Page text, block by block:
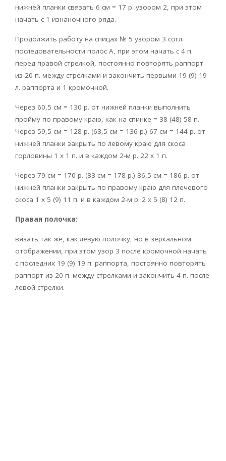
нижней планки связать 6 см = 17 р. узором 2, при этом
начать с 1 изнаночного ряда.
Продолжить работу на спицах № 5 узором 3 согл.
последовательности полос А, при этом начать с 4 п.
перед правой стрелкой, постоянно повторять раппорт
из 20 п. между стрелками и закончить первыми 19 (9) 19
л. раппорта и 1 кромочной.
Через 60,5 см = 130 р. от нижней планки выполнить
пройму по правому краю, как на спинке = 38 (48) 58 п.
Через 59,5 см = 128 р. (63,5 см = 136 р.) 67 см = 144 р. от
нижней планки закрыть по левому краю для скоса
горловины 1 х 1 п. и в каждом 2-м р. 22 х 1 п.
Через 79 см = 170 р. (83 см = 178 р.) 86,5 см = 186 р. от
нижней планки закрыть по правому краю для плечевого
скоса 1 х 5 (9) 11 п. и в каждом 2-м р. 2 х 5 (8) 12 п.
Правая полочка:
вязать так же, как левую полочку, но в зеркальном
отображении, при этом узор 3 после кромочной начать
с последних 19 (9) 19 п. раппорта, постоянно повторять
раппорт из 20 п. между стрелками и закончить 4 п. после
левой стрелки.